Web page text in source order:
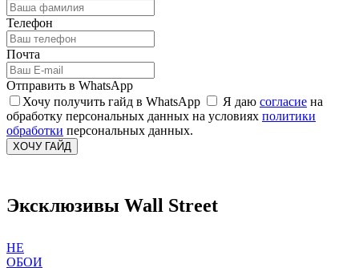
Телефон
Почта
Отправить в WhatsApp
Хочу получить гайд в WhatsApp
Я даю согласие на
обработку персональных данных на условиях политики
обработки персональных данных.
ХОЧУ ГАЙД
Эксклюзивы Wall Street
НЕ
ОБОИ